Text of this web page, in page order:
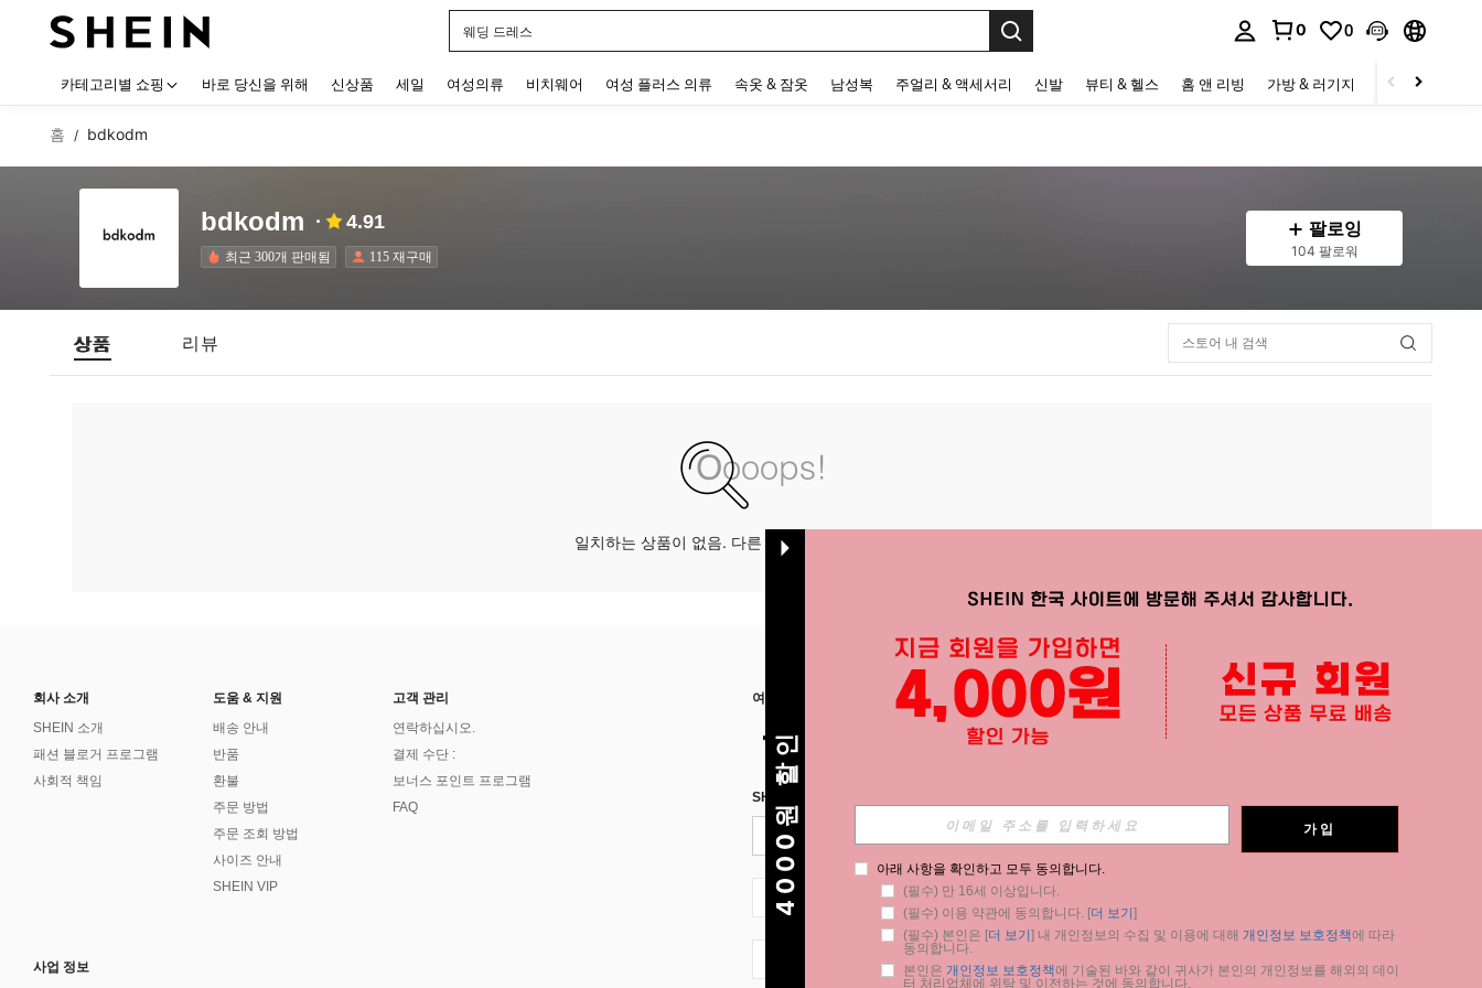
웨딩 드레스
0 0
카테고리별 쇼핑 바로 당신을 위해 신상품 세일 여성의류 비치웨어 여성 플러스 의류 속옷 & 잠옷 남성복 주얼리 & 액세서리 신발 뷰티 & 헬스 홈 앤 리빙 가방 & 러기지 스포츠 & 아웃
홈 / bdkodm
bdkodm 4.91
최근 300개 판매됨 115 재구매
팔로잉
104 팔로워
상품 리뷰
일치하는 상품이 없음. 다른 옵션으로 시도하십시오.
회사 소개
SHEIN 소개
패션 블로거 프로그램
사회적 책임
도움 & 지원
배송 안내
반품
환불
주문 방법
주문 조회 방법
사이즈 안내
SHEIN VIP
고객 관리
연락하십시오.
결제 수단 :
보너스 포인트 프로그램
FAQ
사업 정보
여기에서 저희를 찾아주세요 APP
SHEIN STYLE NEWS에 등록하세요.
KR + 82
4000원 할인 가입
아래 사항을 확인하고 모두 동의합니다.
(필수) 만 16세 이상입니다.
(필수) 이용 약관에 동의합니다. [더 보기 ]
(필수) 본인은 [더 보기 ] 내 개인정보의 수집 및 이용에 대해 개인정보 보호정책에 따라
동의합니다.
본인은 개인정보 보호정책에 기술된 바와 같이 귀사가 본인의 개인정보를 해외의 데이
터 처리업체에 위탁 및 이전하는 것에 동의합니다.